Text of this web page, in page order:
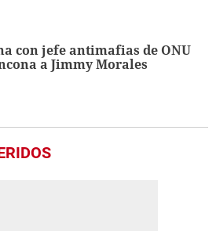
con jefe antimafias de ONU
a Jimmy Morales